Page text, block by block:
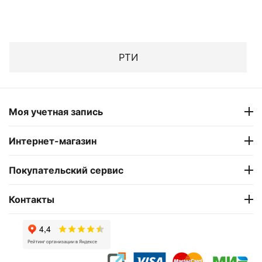
РТИ
Моя учетная запись
Интернет-магазин
Покупательский сервис
Контакты